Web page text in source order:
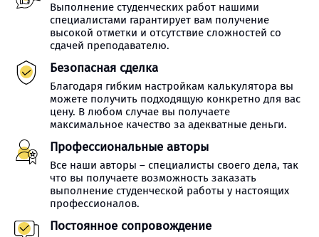
Выполнение студенческих работ нашими
специалистами гарантирует вам получение
высокой отметки и отсутствие сложностей со
сдачей преподавателю.
Безопасная сделка
Благодаря гибким настройкам калькулятора вы
можете получить подходящую конкретно для вас
цену. В любом случае вы получаете
максимальное качество за адекватные деньги.
Профессиональные авторы
Все наши авторы – специалисты своего дела, так
что вы получаете возможность заказать
выполнение студенческой работы у настоящих
профессионалов.
Постоянное сопровождение